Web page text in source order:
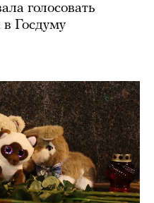
голосовать
в Госдуму